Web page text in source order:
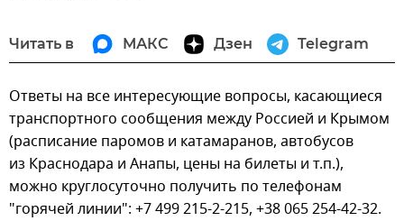
Читать в МАКС Дзен Telegram
Ответы на все интересующие вопросы, касающиеся
транспортного сообщения между Россией и Крымом
(расписание паромов и катамаранов, автобусов
из Краснодара и Анапы, цены на билеты и т.п.),
можно круглосуточно получить по телефонам
"горячей линии": +7 499 215-2-215, +38 065 254-42-32.